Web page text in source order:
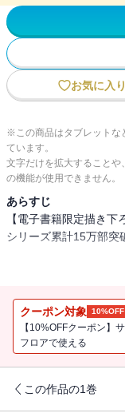
お気に入り
※この商品はタブレットな
ています。
文字だけを拡大すること
の機能が使用できません。
あらすじ
【電子書籍限定描き下
シリーズ累計15万部突
「君が僕の女神だった
愛を見つけた冷血公
ンタジー、第2巻！
クーポン対象 10%OFF
【10%OFFクーポン】
フロアで使える
この作品の1巻